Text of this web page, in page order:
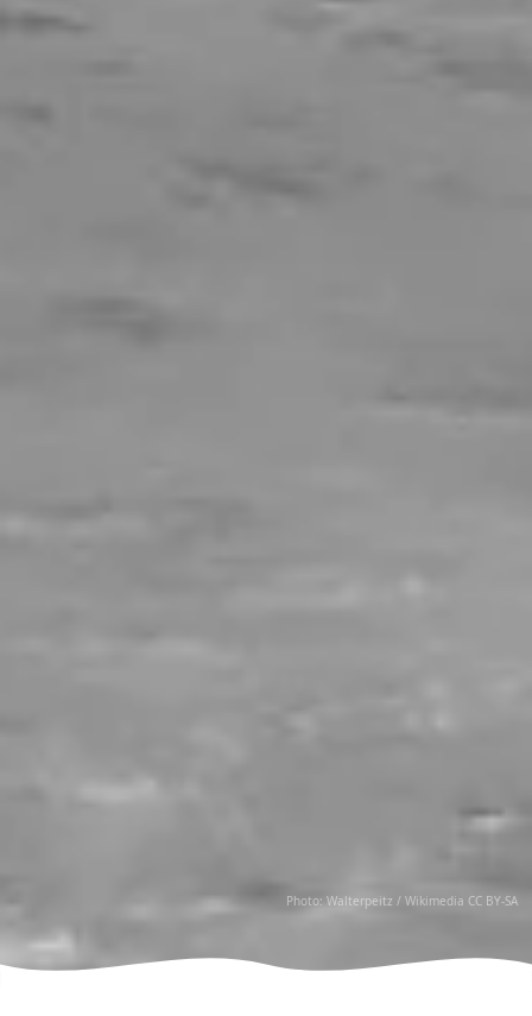
Photo: Walterpeitz / Wikimedia CC BY-SA